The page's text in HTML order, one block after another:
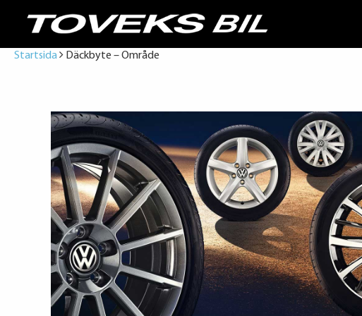
Startsida Däckbyte – Område